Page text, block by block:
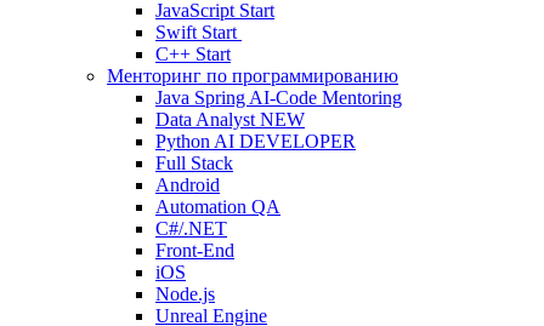
JavaScript Start
Swift Start
C++ Start
Менторинг по программированию
Java Spring AI-Code Mentoring
Data Analyst NEW
Python AI DEVELOPER
Full Stack
Android
Automation QA
C#/.NET
Front-End
iOS
Node.js
Unreal Engine